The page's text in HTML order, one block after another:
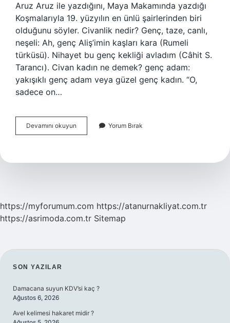
Aruz Aruz ile yazdığını, Maya Makamında yazdığı
Koşmalarıyla 19. yüzyılın en ünlü şairlerinden biri
olduğunu söyler. Civanlik nedir? Genç, taze, canlı,
neşeli: Ah, genç Aliş’imin kaşları kara (Rumeli
türküsü). Nihayet bu genç kekliği avladım (Câhit S.
Tarancı). Civan kadın ne demek? genç adam:
yakışıklı genç adam veya güzel genç kadın. “O,
sadece on…
Devamını okuyun Civanlık
Nedir
Yorum Bırak
https://myforumum.com https://atanurnakliyat.com.tr
https://asrimoda.com.tr Sitemap
SIDEBAR
SON YAZILAR
Damacana suyun KDV’si kaç ?
Ağustos 6, 2026
Avel kelimesi hakaret midir ?